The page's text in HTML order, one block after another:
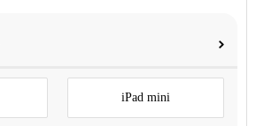
iPad mini